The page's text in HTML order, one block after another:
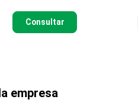
Consultar
empresa